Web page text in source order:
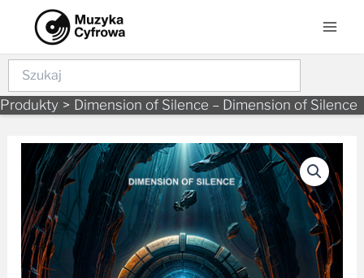
content
Szukaj
Produkty Dimension of Silence – Dimension of Silence